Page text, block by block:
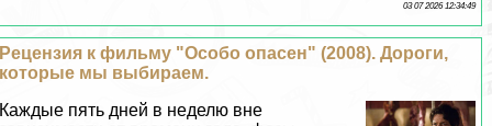
03 07 2026 12:34:49
Рецензия к фильму "Особо опасен" (2008). Дороги,
которые мы выбираем.
Каждые пять дней в неделю вне